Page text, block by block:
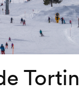
Tortin